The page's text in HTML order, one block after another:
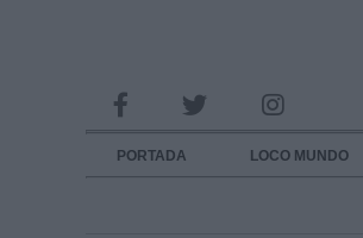
PORTADA LOCO MUNDO
INFORMACION SOBRE LA PROTECCIÓN
Responsable: